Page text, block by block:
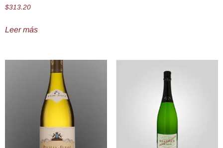
$313.20
Leer más